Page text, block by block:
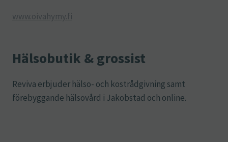
www.oivahymy.fi
Hälsobutik & grossist
Reviva erbjuder hälso- och kostrådgivning samt
förebyggande hälsovård i Jakobstad och online.